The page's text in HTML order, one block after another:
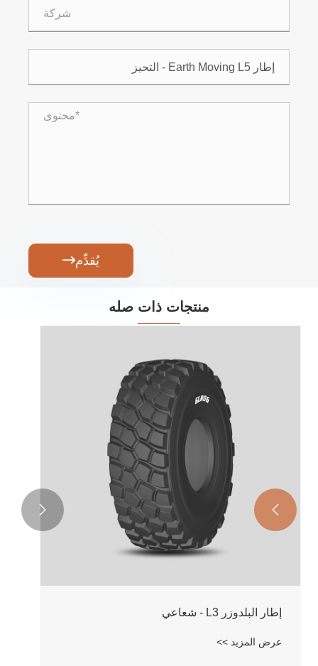
يُقدِّم
منتجات ذات صله
عرض المزيد >>

